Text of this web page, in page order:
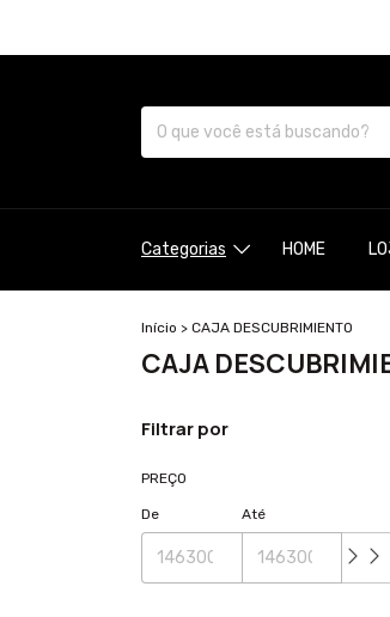
Categorias HOME
Início > CAJA DESCUBRIMIENTO
CAJA
Filtrar por
PREÇO
De Até